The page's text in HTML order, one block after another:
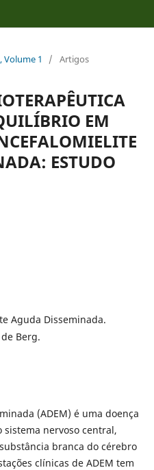
Volume 1
/ Artigos
EM
ESTUDO
Aguda Disseminada.
Berg.
(ADEM) é uma doença
nervoso central,
branca do cérebro
clínicas de ADEM tem